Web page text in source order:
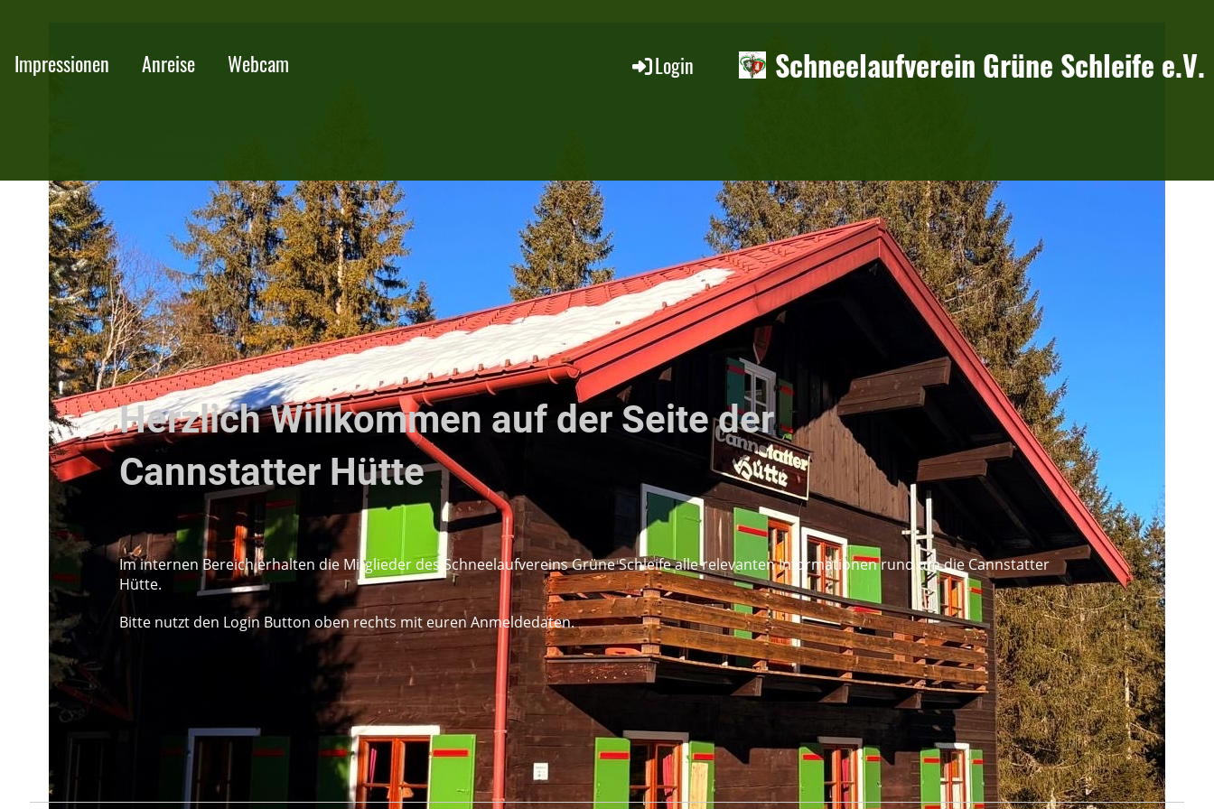
Impressionen Anreise Webcam Login Schneelaufverein Grüne Schleife e.V.
Herzlich Willkommen auf der Seite der
Cannstatter Hütte
Im internen Bereich erhalten die Mitglieder des Schneelaufvereins Grüne Schleife alle relevanten Informationen rund um die Cannstatter
Hütte.
Bitte nutzt den Login Button oben rechts mit euren Anmeldedaten.